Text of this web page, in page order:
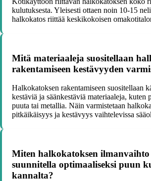
kulutuksesta. Yleisesti ottaen noin 10-15
halkokatos riittää keskikokoisen
Mitä materiaaleja suositellaan
rakentamiseen kestävyyden
Halkokatoksen rakentamiseen suositellaan
kestäviä ja säänkestäviä materiaaleja, kuten
puuta tai metallia. Näin varmistetaan
pitkäikäisyys ja kestävyys vaihtelevissa
Miten halkokatoksen
suunnitella optimaaliseksi puun
kannalta?